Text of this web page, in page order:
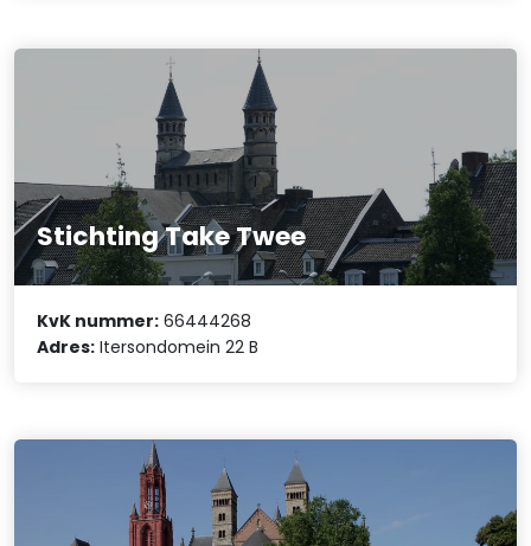
Stichting Take Twee
KvK nummer: 66444268
Adres: Itersondomein 22 B